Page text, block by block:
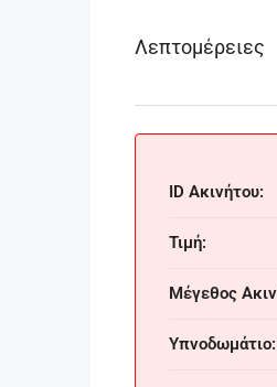
Λεπτομέρειες
ID Ακινήτου:
Τιμή:
Μέγεθος
Υπνοδωμάτιο: